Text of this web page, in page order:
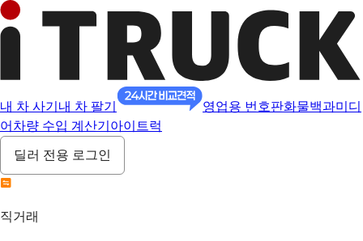
내 차 사기 내 차 팔기 영업용 번호판화물백과미디
어 차량 수입 계산기 아이트럭
딜러 전용 로그인
직거래